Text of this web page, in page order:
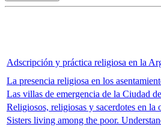
Adscripción y práctica religiosa en la
La presencia religiosa en los
Las villas de emergencia de la Ciudad
Religiosos, religiosas y sacerdotes en
Sisters living among the poor.